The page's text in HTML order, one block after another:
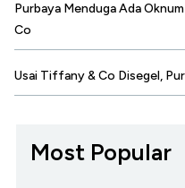
Purbaya Menduga Ada
Co
Usai Tiffany & Co Disegel,
Most Popular